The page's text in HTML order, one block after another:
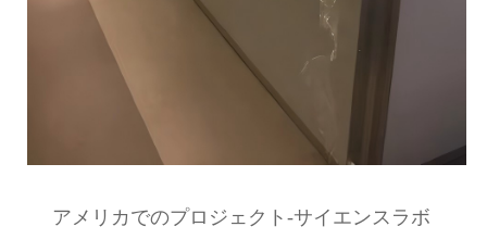
アメリカでのプロジェクト-サイエンスラボ